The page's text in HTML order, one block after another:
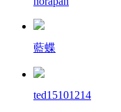
藍蝶
ted15101214